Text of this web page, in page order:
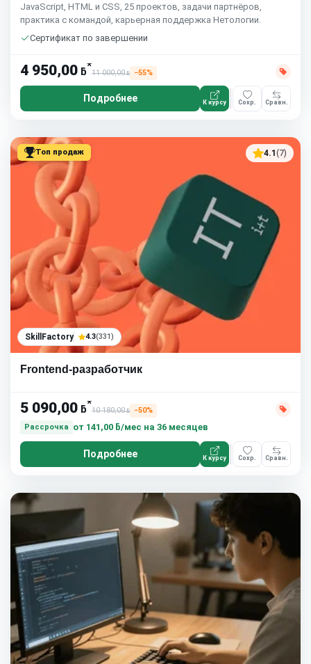
JavaScript, HTML и CSS, 25 проектов, задачи партнёров,
практика с командой, карьерная поддержка Нетологии.
Сертификат по завершении
4 950,00 ƃ*
11 000,00ƃ −55%
Подробнее К курсу Сохр. Сравн.
Топ продаж 4.1 (7)
SkillFactory 4.3(331)
Frontend-разработчик
5 090,00 ƃ*
10 180,00ƃ
−50%
Рассрочка
от 141,00 ƃ/мес на 36 месяцев
Подробнее К курсу Сохр. Сравн.